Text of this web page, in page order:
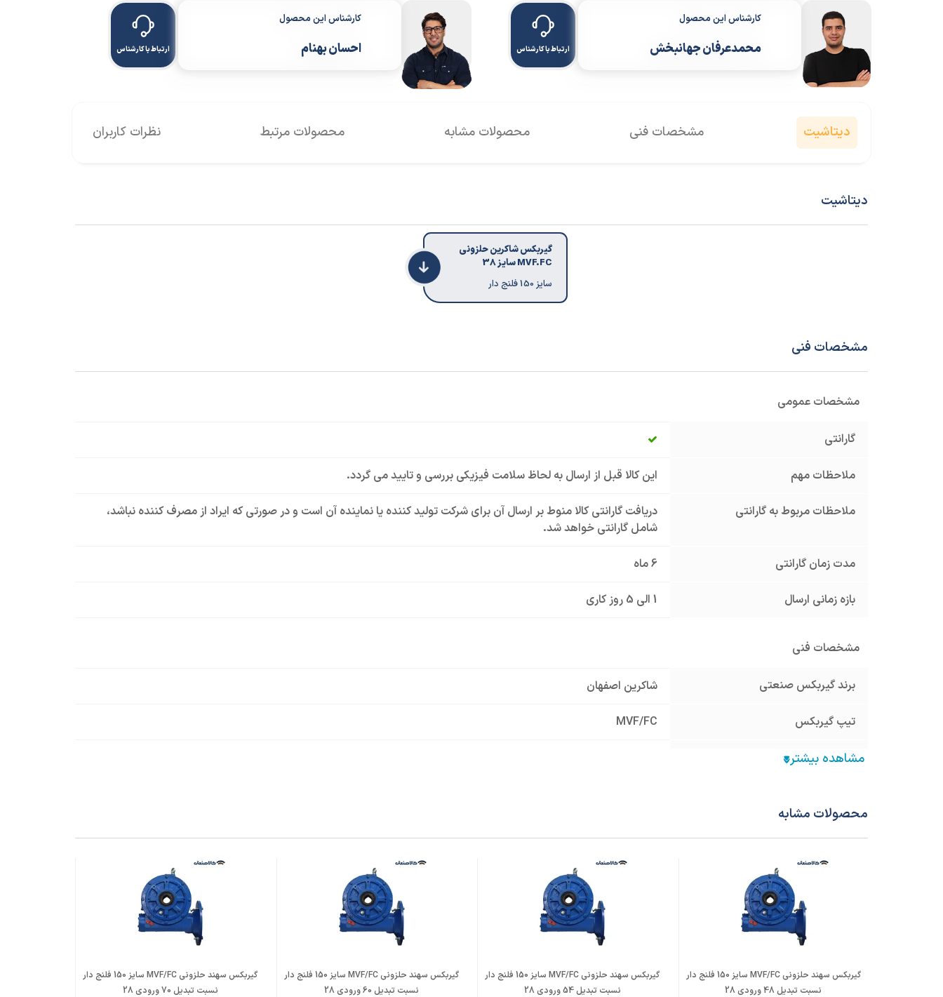
کارشناس این محصول
محمدعرفان جهانبخش ارتباط با کارشناس
کارشناس این محصول
احسان بهنام ارتباط با کارشناس
دیتاشیت مشخصات فنی محصولات مشابه محصولات مرتبط نظرات کاربران
دیتاشیت
گیربکس شاکرین حلزونی
MVF.FC سایز 38
سایز 150 فلنج دار
مشخصات فنی
مشخصات عمومی
گارانتی
ملاحظات مهم این کالا قبل از ارسال به لحاظ سلامت فیزیکی بررسی و تایید می گردد.
ملاحظات مربوط به گارانتی
دریافت گارانتی کالا منوط بر ارسال آن برای شرکت تولید کننده یا نماینده آن است و در صورتی که ایراد از مصرف کننده نباشد،
شامل گارانتی خواهد شد.
مدت زمان گارانتی 6 ماه
بازه زمانی ارسال 1 الی 5 روز کاری
مشخصات فنی
برند گیربکس صنعتی شاکرین اصفهان
تیپ گیربکس MVF/FC
سایز گیربکس
فریم الکتروموتور معادل
نسبت تبدیل
جنس پوسته
قطر شافت خروجی (mm) 50
محصولات مشابه
گیربکس سهند حلزونی MVF/FC سایز 150 فلنج دار
نسبت تبدیل 48 ورودی 28
گیربکس سهند حلزونی MVF/FC سایز 150 فلنج دار
نسبت تبدیل 54 ورودی 28
گیربکس سهند حلزونی MVF/FC سایز 150 فلنج دار
نسبت تبدیل 60 ورودی 28
گیربکس سهند حلزونی MVF/FC سایز 150 فلنج دار
نسبت تبدیل 70 ورودی 28